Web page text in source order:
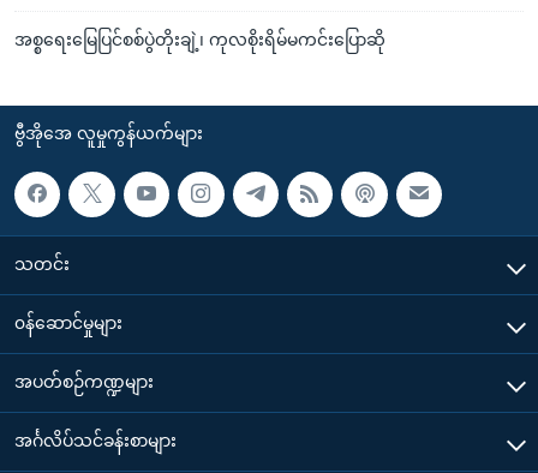
အစ္စရေးမြေပြင်စစ်ပွဲတိုးချဲ့၊ ကုလစိုးရိမ်မကင်းပြောဆို
ဗွီအိုအေ လူမှုကွန်ယက်များ
သတင်း
၀န်ဆောင်မှုများ
အပတ်စဉ်ကဏ္ဍများ
အင်္ဂလိပ်သင်ခန်းစာများ